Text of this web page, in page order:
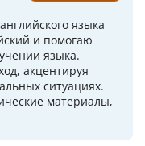
языка
и помогаю
языка.
акцентируя
ситуациях.
материалы,